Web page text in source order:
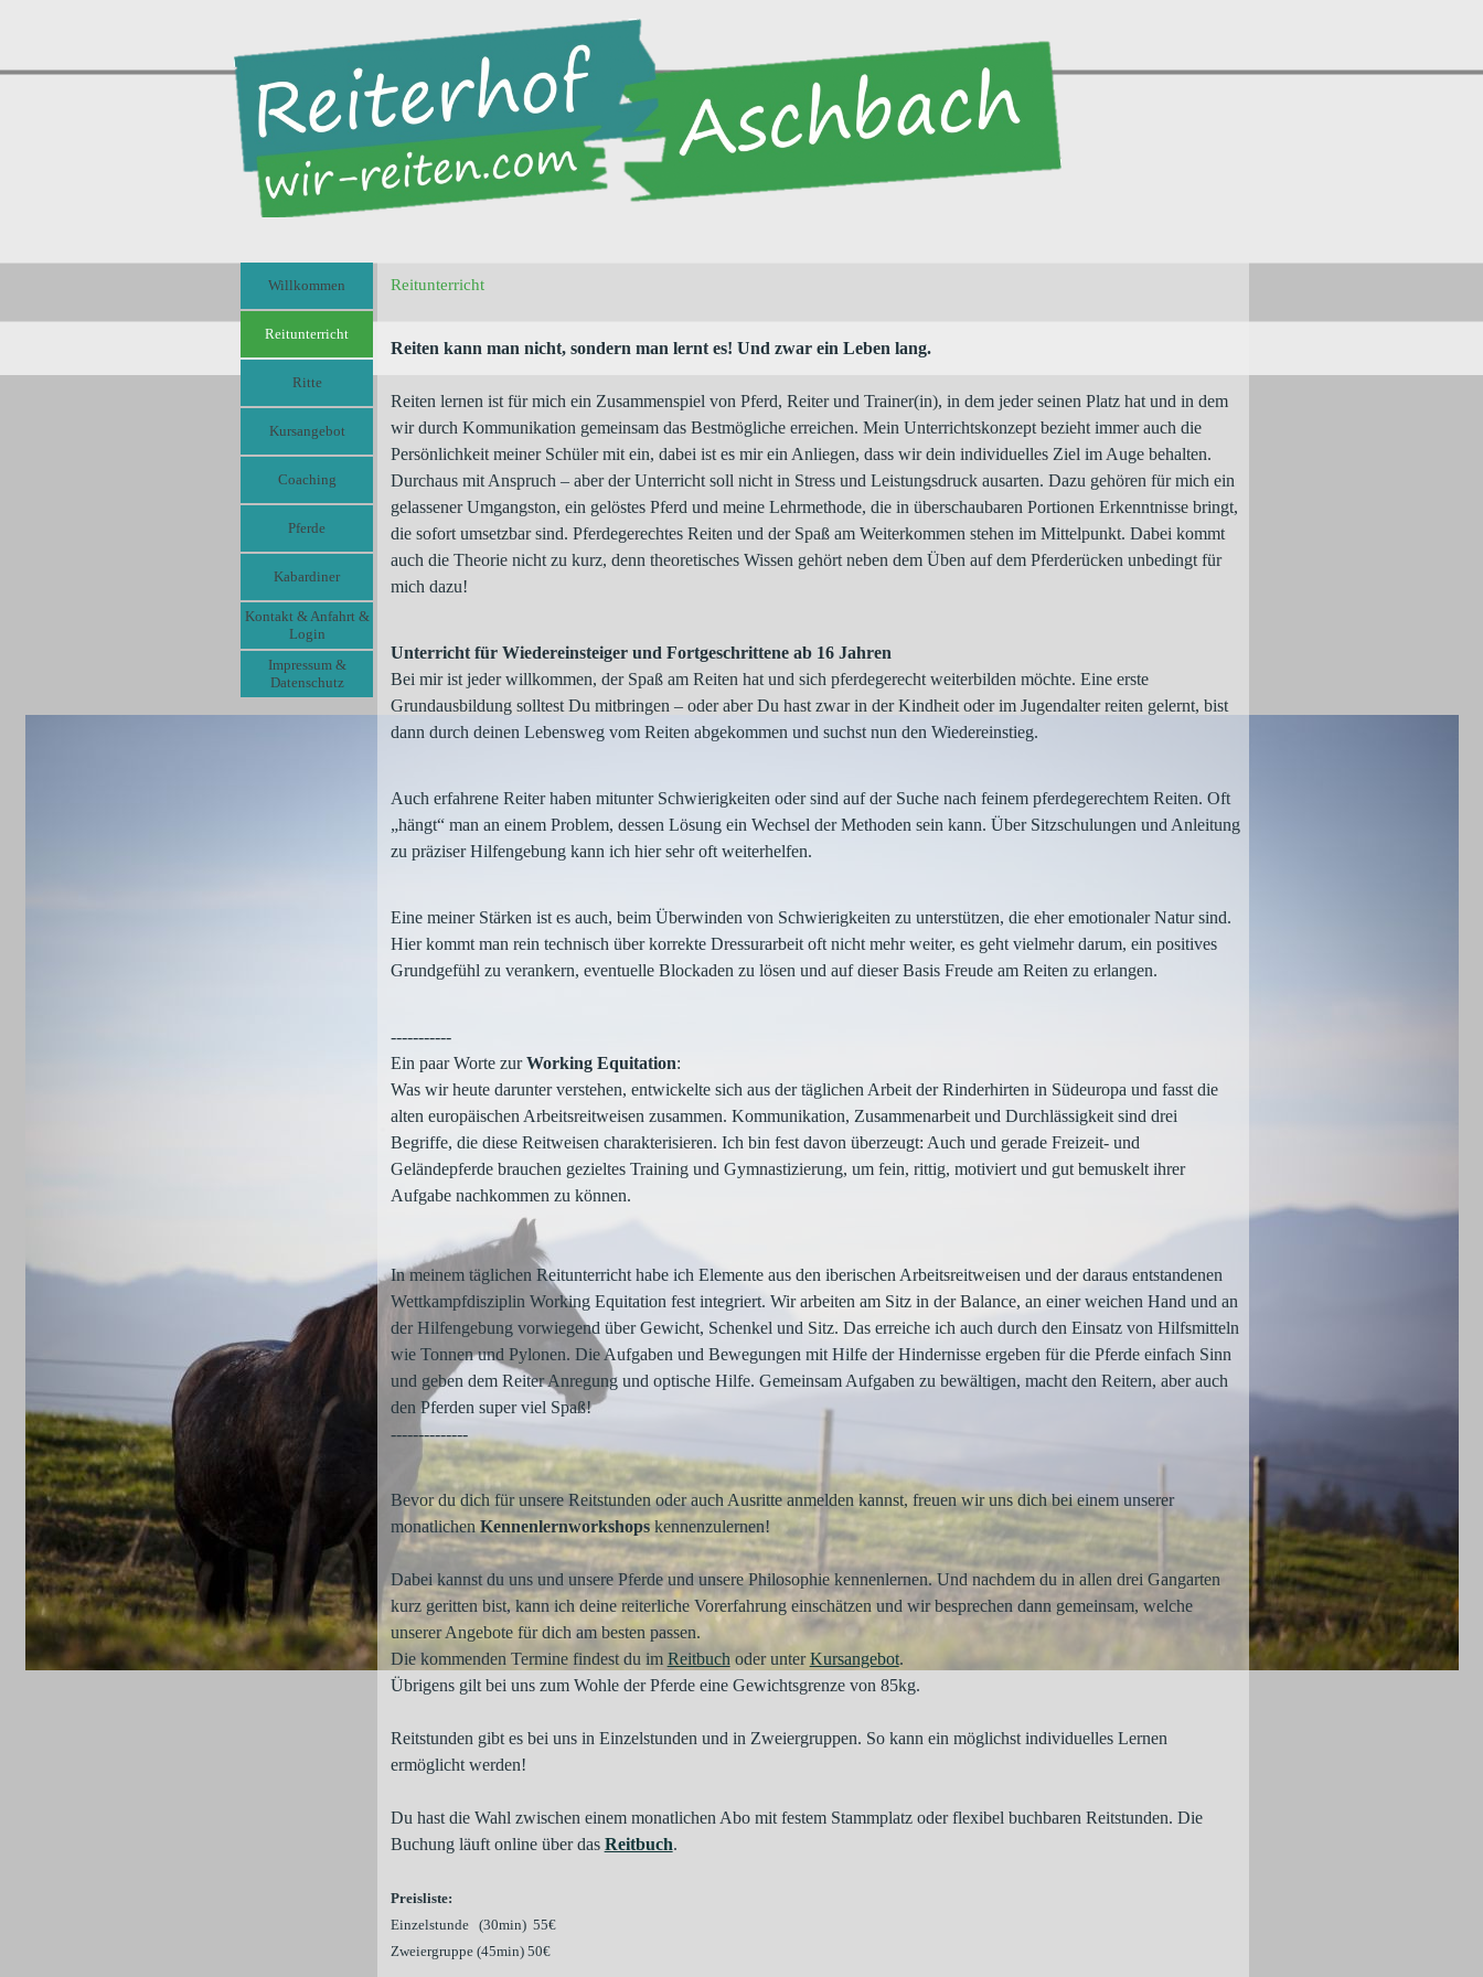
Willkommen
Reitunterricht
Ritte
Kursangebot
Coaching ▼
Pferde
Kabardiner
Kontakt & Anfahrt &
Login
Impressum &
Datenschutz
Reitunterricht
Reiten kann man nicht, sondern man lernt es! Und zwar ein Leben lang.
Reiten lernen ist für mich ein Zusammenspiel von Pferd, Reiter und Trainer(in), in dem jeder seinen Platz hat und in dem
wir durch Kommunikation gemeinsam das Bestmögliche erreichen. Mein Unterrichtskonzept bezieht immer auch die
Persönlichkeit meiner Schüler mit ein, dabei ist es mir ein Anliegen, dass wir dein individuelles Ziel im Auge behalten.
Durchaus mit Anspruch – aber der Unterricht soll nicht in Stress und Leistungsdruck ausarten. Dazu gehören für mich ein
gelassener Umgangston, ein gelöstes Pferd und meine Lehrmethode, die in überschaubaren Portionen Erkenntnisse bringt,
die sofort umsetzbar sind. Pferdegerechtes Reiten und der Spaß am Weiterkommen stehen im Mittelpunkt. Dabei kommt
auch die Theorie nicht zu kurz, denn theoretisches Wissen gehört neben dem Üben auf dem Pferderücken unbedingt für
mich dazu!
Unterricht für Wiedereinsteiger und Fortgeschrittene ab 16 Jahren
Bei mir ist jeder willkommen, der Spaß am Reiten hat und sich pferdegerecht weiterbilden möchte. Eine erste
Grundausbildung solltest Du mitbringen – oder aber Du hast zwar in der Kindheit oder im Jugendalter reiten gelernt, bist
dann durch deinen Lebensweg vom Reiten abgekommen und suchst nun den Wiedereinstieg.
Auch erfahrene Reiter haben mitunter Schwierigkeiten oder sind auf der Suche nach feinem pferdegerechtem Reiten. Oft
„hängt“ man an einem Problem, dessen Lösung ein Wechsel der Methoden sein kann. Über Sitzschulungen und Anleitung
zu präziser Hilfengebung kann ich hier sehr oft weiterhelfen.
Eine meiner Stärken ist es auch, beim Überwinden von Schwierigkeiten zu unterstützen, die eher emotionaler Natur sind.
Hier kommt man rein technisch über korrekte Dressurarbeit oft nicht mehr weiter, es geht vielmehr darum, ein positives
Grundgefühl zu verankern, eventuelle Blockaden zu lösen und auf dieser Basis Freude am Reiten zu erlangen.
-----------
Ein paar Worte zurWorking Equitation:
Was wir heute darunter verstehen, entwickelte sich aus der täglichen Arbeit der Rinderhirten in Südeuropa und fasst die
alten europäischen Arbeitsreitweisen zusammen. Kommunikation, Zusammenarbeit und Durchlässigkeit sind drei
Begriffe, die diese Reitweisen charakterisieren. Ich bin fest davon überzeugt: Auch und gerade Freizeit- und
Geländepferde brauchen gezieltes Training und Gymnastizierung, um fein, rittig, motiviert und gut bemuskelt ihrer
Aufgabe nachkommen zu können.
In meinem täglichen Reitunterricht habe ich Elemente aus den iberischen Arbeitsreitweisen und der daraus entstandenen
Wettkampfdisziplin Working Equitation fest integriert. Wir arbeiten am Sitz in der Balance, an einer weichen Hand und an
der Hilfengebung vorwiegend über Gewicht, Schenkel und Sitz. Das erreiche ich auch durch den Einsatz von Hilfsmitteln
wie Tonnen und Pylonen. Die Aufgaben und Bewegungen mit Hilfe der Hindernisse ergeben für die Pferde einfach Sinn
und geben dem Reiter Anregung und optische Hilfe. Gemeinsam Aufgaben zu bewältigen, macht den Reitern, aber auch
den Pferden super viel Spaß!
--------------
Bevor du dich für unsere Reitstunden oder auch Ausritte anmelden kannst, freuen wir uns dich bei einem unserer
monatlichen Kennenlernworkshopskennenzulernen!
Dabei kannst du uns und unsere Pferde und unsere Philosophie kennenlernen. Und nachdem du in allen drei Gangarten
kurz geritten bist, kann ich deine reiterliche Vorerfahrung einschätzen und wir besprechen dann gemeinsam, welche
unserer Angebote für dich am besten passen.
Die kommenden Termine findest du im Reitbuchoder unterKursangebot.
Übrigens gilt bei uns zum Wohle der Pferde eine Gewichtsgrenze von 85kg.
Reitstunden gibt es bei uns in Einzelstunden und in Zweiergruppen. So kann ein möglichst individuelles Lernen
ermöglicht werden!
Du hast die Wahl zwischen einem monatlichen Abo mit festem Stammplatz oder flexibel buchbaren Reitstunden. Die
Buchung läuft online über das Reitbuch.
Preisliste:
Einzelstunde (30min) 55€
Zweiergruppe (45min) 50€